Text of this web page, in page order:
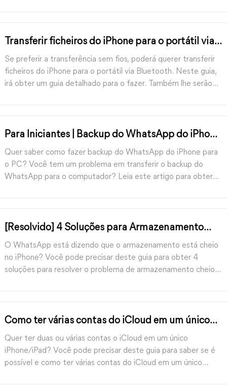
Transferir ficheiros do iPhone para o portátil via
Bluetooth [Atualizado]
Se preferir a transferência sem fios, poderá querer transferir
ficheiros do iPhone para o portátil via Bluetooth. Neste guia,
irá obter um guia detalhado para o fazer. Também lhe serão
Para Iniciantes | Backup do WhatsApp do iPhone
para o PC em 4 formas
Quer saber como fazer backup do WhatsApp do iPhone para
o PC? Você tem um problema em transferir o backup do
WhatsApp para o computador? Leia este artigo para obter
[Resolvido] 4 Soluções para Armazenamento
Cheio do WhatsApp no iPhone
O WhatsApp está dizendo que o armazenamento está cheio
no iPhone? Você pode precisar deste guia para obter 4
soluções para resolver o problema de armazenamento cheio
Como ter várias contas do iCloud em um único
iPhone/iPad
Quer ter duas ou várias contas o iCloud em um único
iPhone/iPad? Você pode precisar deste guia para saber se é
possível e como ter várias contas do iCloud em um único